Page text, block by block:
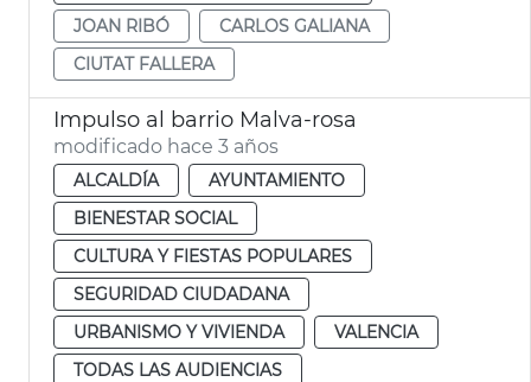
JOAN RIBÓ
CARLOS GALIANA
CIUTAT FALLERA
Impulso al barrio Malva-rosa
modificado hace 3 años
ALCALDÍA
AYUNTAMIENTO
BIENESTAR SOCIAL
CULTURA Y FIESTAS POPULARES
SEGURIDAD CIUDADANA
URBANISMO Y VIVIENDA
VALENCIA
TODAS LAS AUDIENCIAS